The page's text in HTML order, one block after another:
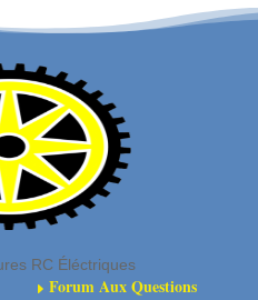
RC Éléctriques
E Forum Aux Questions